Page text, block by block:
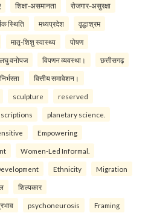
शिक्षा-असमानता रोजगार-असुरक्षा
स्थिति मध्यप्रदेश वृद्धाश्रम
मातृ-शिशु स्वास्थ्य पोषण
लघु वनोपज विपणन व्यवस्था। छत्तीसगढ़
वित्तीय समावेशन।
sculpture reserved
planetary science.
Empowering
Women-Led Informal.
Ethnicity Migration
शिल्पकार
psychoneurosis Framing